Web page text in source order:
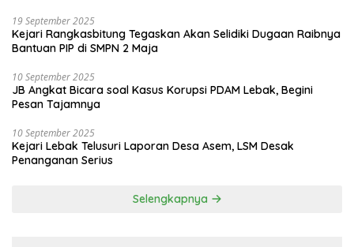
19 September 2025
Kejari Rangkasbitung Tegaskan Akan Selidiki Dugaan Raibnya
Bantuan PIP di SMPN 2 Maja
10 September 2025
JB Angkat Bicara soal Kasus Korupsi PDAM Lebak, Begini
Pesan Tajamnya
10 September 2025
Kejari Lebak Telusuri Laporan Desa Asem, LSM Desak
Penanganan Serius
Selengkapnya